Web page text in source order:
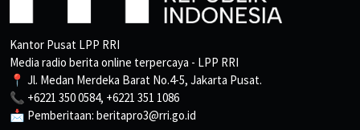
Kantor Pusat LPP RRI
Media radio berita online terpercaya - LPP RRI
📍 Jl. Medan Merdeka Barat No.4-5, Jakarta Pusat.
📞 +6221 350 0584, +6221 351 1086
📩 Pemberitaan: beritapro3@rri.go.id